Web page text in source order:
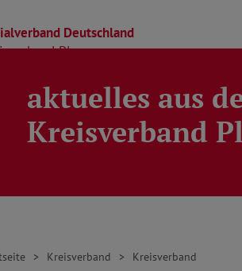
Deutschland
Ploen
zu den Inhalten springen
Ortsverbände Kreisverband
aktuelles aus
Kreisverband
Kreisverband Kreisverband